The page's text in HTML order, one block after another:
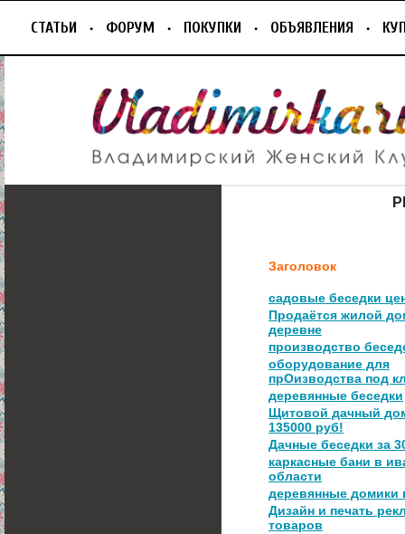
СТАТЬИ ФОРУМ ПОКУПКИ ОБЪЯВЛЕНИЯ
Заголовок
садовые беседки
Продаётся жилой
деревне
производство
оборудование для
прОизводства под
деревянные беседки
Щитовой дачный
135000 руб!
Дачные беседки за
каркасные бани в
области
деревянные домики
Дизайн и печать
товаров